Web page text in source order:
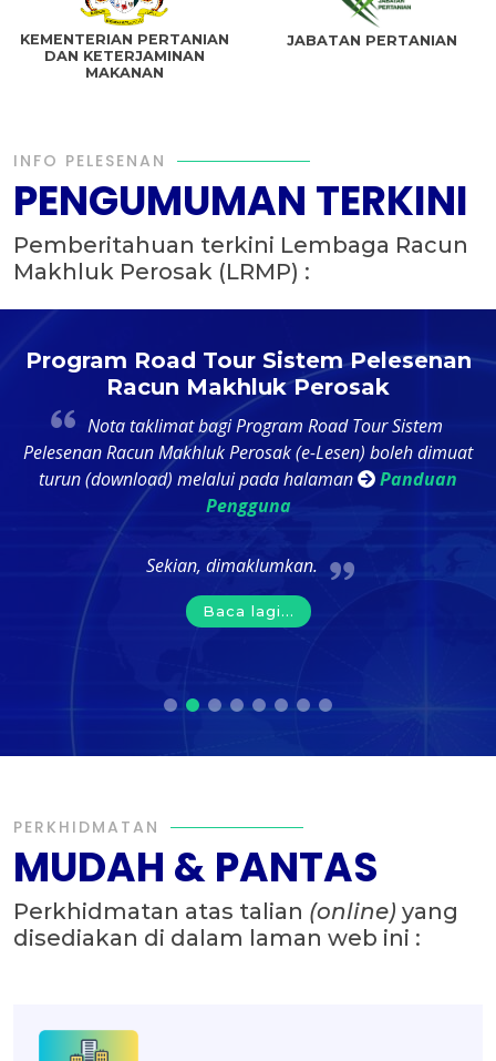
KEMENTERIAN PERTANIAN
DAN KETERJAMINAN
MAKANAN
JABATAN PERTANIAN
INFO PELESENAN
PENGUMUMAN TERKINI
Pemberitahuan terkini Lembaga Racun
Makhluk Perosak (LRMP) :
Program Road Tour Sistem Pelesenan
Racun Makhluk Perosak
Nota taklimat bagi Program Road Tour Sistem
Pelesenan Racun Makhluk Perosak (e-Lesen) boleh dimuat
turun (download) melalui pada halaman
Panduan
Pengguna
Sekian, dimaklumkan.
Baca lagi...
PERKHIDMATAN
MUDAH & PANTAS
Perkhidmatan atas talian (online) yang
disediakan di dalam laman web ini :